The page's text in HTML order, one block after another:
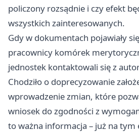
policzony rozsądnie i czy efekt
wszystkich zainteresowanych.
Gdy w dokumentach pojawiały
pracownicy komórek
jednostek kontaktowali się z
Chodziło o doprecyzowanie
wprowadzenie zmian, które
wniosek do zgodności z
to ważna informacja – już na tym